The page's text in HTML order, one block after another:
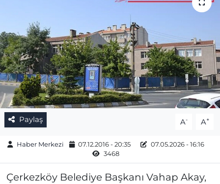
Paylaş A- A+
Haber Merkezi 07.12.2016 - 20:35
07.05.2026 - 16:16
3468
Çerkezköy Belediye Başkanı Vahap Akay,
Topluluk Kuralları
Yayın İlkeleri